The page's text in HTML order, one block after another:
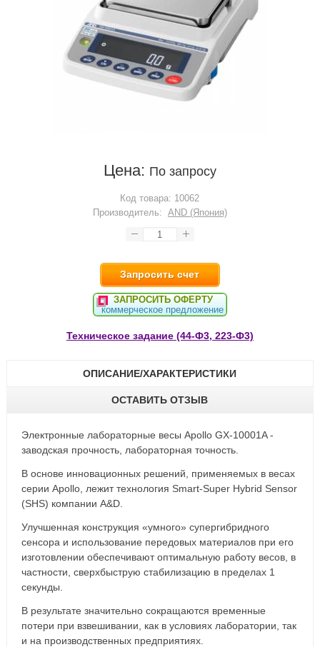
Цена: По запросу
Код товара: 10062
Производитель: AND (Япония)
Запросить счет
ЗАПРОСИТЬ ОФЕРТУ
коммерческое предложение
Техническое задание (44-Ф3, 223-Ф3)
ОПИСАНИЕ/ХАРАКТЕРИСТИКИ
ОСТАВИТЬ ОТЗЫВ
Электронные лабораторные весы Apollo GX-10001A -
заводская прочность, лабораторная точность.
В основе инновационных решений, применяемых в весах
серии Apollo, лежит технология Smart-Super Hybrid Sensor
(SHS) компании A&D.
Улучшенная конструкция «умного» супергибридного
сенсора и использование передовых материалов при его
изготовлении обеспечивают оптимальную работу весов, в
частности, сверхбыструю стабилизацию в пределах 1
секунды.
В результате значительно сокращаются временные
потери при взвешивании, как в условиях лаборатории, так
и на производственных предприятиях.